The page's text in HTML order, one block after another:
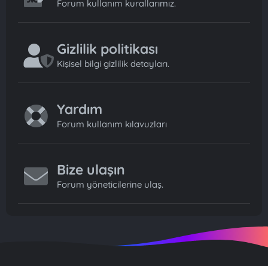
Forum kullanım kurallarımız.
Gizlilik politikası
Kişisel bilgi gizlilik detayları.
Yardım
Forum kullanım kılavuzları
Bize ulaşın
Forum yöneticilerine ulaş.